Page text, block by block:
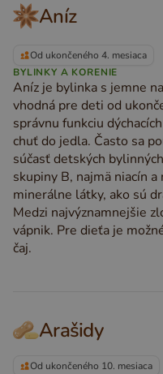
Aníz
Od ukončeného 4. mesiaca
BYLINKY A KORENIE
Aníz je bylinka s jemne
vhodná pre deti od
správnu funkciu
chuť do jedla. Často sa
súčasť detských
skupiny B, najmä niacín
minerálne látky, ako sú
Medzi najvýznamnejšie
vápnik. Pre dieťa je
čaj.
Arašidy
Od ukončeného 10. mesiaca